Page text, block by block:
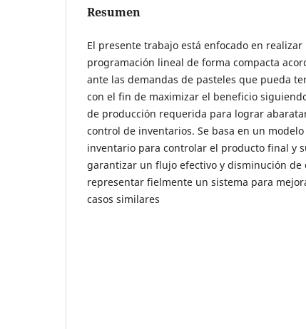
Resumen
El presente trabajo está enfocado en
programación lineal de forma compacta
ante las demandas de pasteles que pueda
con el fin de maximizar el beneficio
de producción requerida para lograr
control de inventarios. Se basa en un
inventario para controlar el producto final y
garantizar un flujo efectivo y disminución de
representar fielmente un sistema para
casos similares